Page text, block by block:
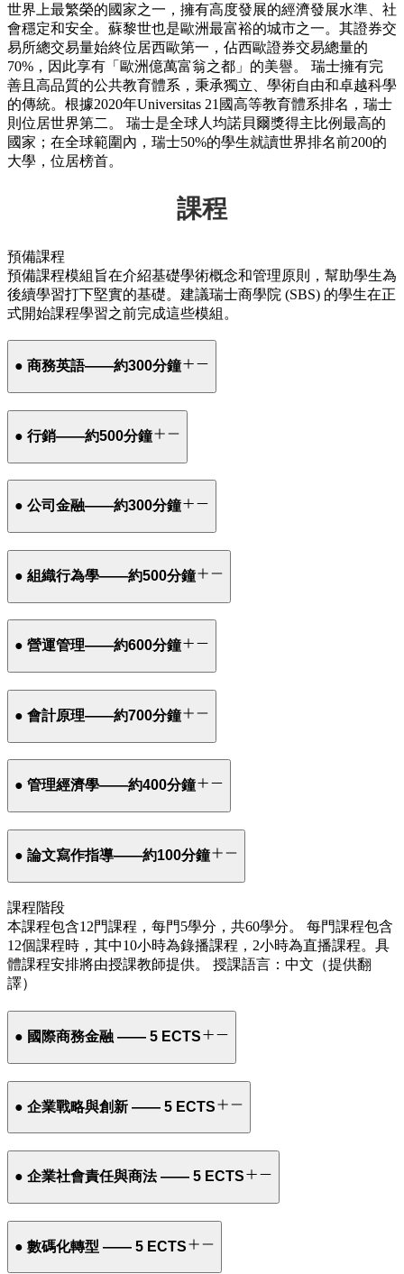
世界上最繁榮的國家之一，擁有高度發展的經濟發展水準、社
會穩定和安全。蘇黎世也是歐洲最富裕的城市之一。其證券交
易所總交易量始終位居西歐第一，佔西歐證券交易總量的
70%，因此享有「歐洲億萬富翁之都」的美譽。 瑞士擁有完
善且高品質的公共教育體系，秉承獨立、學術自由和卓越科學
的傳統。根據2020年Universitas 21國高等教育體系排名，瑞士
則位居世界第二。 瑞士是全球人均諾貝爾獎得主比例最高的
國家；在全球範圍內，瑞士50%的學生就讀世界排名前200的
大學，位居榜首。
課程
預備課程
預備課程模組旨在介紹基礎學術概念和管理原則，幫助學生為
後續學習打下堅實的基礎。建議瑞士商學院 (SBS) 的學生在正
式開始課程學習之前完成這些模組。
● 商務英語——約300分鐘
● 行銷——約500分鐘
● 公司金融——約300分鐘
● 組織行為學——約500分鐘
● 營運管理——約600分鐘
● 會計原理——約700分鐘
● 管理經濟學——約400分鐘
● 論文寫作指導——約100分鐘
課程階段
本課程包含12門課程，每門5學分，共60學分。 每門課程包含
12個課程時，其中10小時為錄播課程，2小時為直播課程。具
體課程安排將由授課教師提供。 授課語言：中文（提供翻
譯）
● 國際商務金融 —— 5 ECTS
● 企業戰略與創新 —— 5 ECTS
● 企業社會責任與商法 —— 5 ECTS
● 數碼化轉型 —— 5 ECTS